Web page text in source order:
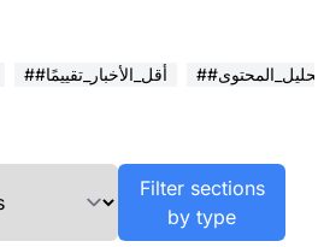
##أقل_الأخبار_تقييمًا ##تحليل_المحتوى
Filter sections
by type